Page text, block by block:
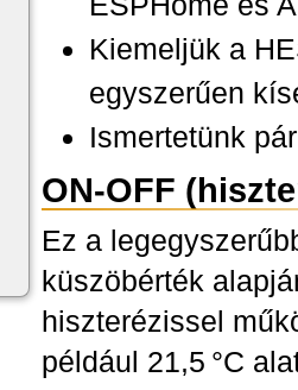
Kiemeljük a
egyszerűen
Ismertetünk
ON-OFF
Ez a
küszöbérték
hiszterézissel
például 21,5 °C